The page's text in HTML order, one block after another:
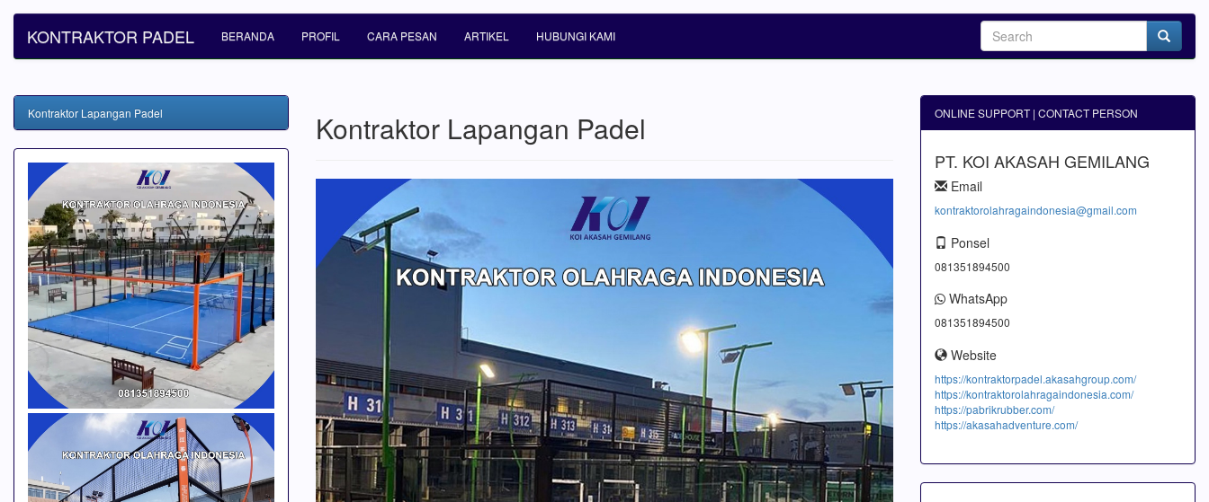
KONTRAKTOR PADEL BERANDA PROFIL CARA PESAN ARTIKEL HUBUNGI KAMI
Kontraktor Lapangan Padel
Kontraktor Lapangan Padel ONLINE SUPPORT | CONTACT PERSON
PT. KOI AKASAH GEMILANG
Email
kontraktorolahragaindonesia@gmail.com
Ponsel
081351894500
WhatsApp
081351894500
Website
https://kontraktorpadel.akasahgroup.com/
https://kontraktorolahragaindonesia.com/
https://pabrikrubber.com/
https://akasahadventure.com/